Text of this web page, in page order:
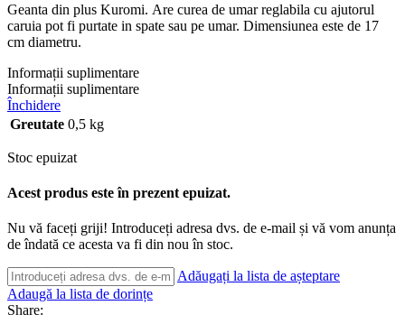
Geanta din plus Kuromi. Are curea de umar reglabila cu ajutorul
caruia pot fi purtate in spate sau pe umar. Dimensiunea este de 17
cm diametru.
Informații suplimentare
Informații suplimentare
Închidere
Greutate 0,5 kg
Stoc epuizat
Acest produs este în prezent epuizat.
Nu vă faceți griji! Introduceți adresa dvs. de e-mail și vă vom anunța
de îndată ce acesta va fi din nou în stoc.
Adăugați la lista de așteptare
Adaugă la lista de dorințe
Share: